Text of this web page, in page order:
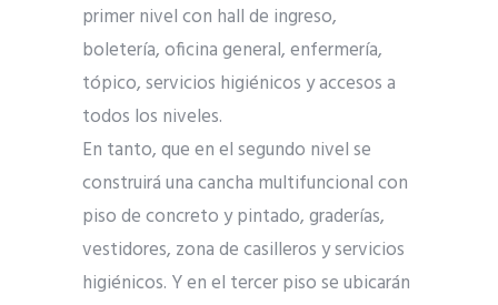
primer nivel con hall de ingreso,
boletería, oficina general, enfermería,
tópico, servicios higiénicos y accesos a
todos los niveles.
En tanto, que en el segundo nivel se
construirá una cancha multifuncional con
piso de concreto y pintado, graderías,
vestidores, zona de casilleros y servicios
higiénicos. Y en el tercer piso se ubicarán